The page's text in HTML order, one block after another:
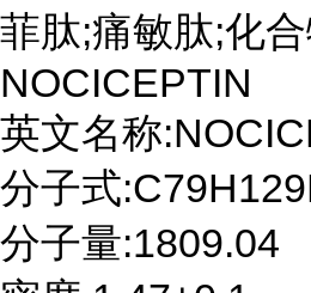
菲肽;痛敏肽;化
NOCICEPTIN
英文名称
分子式
分子量:1809.04